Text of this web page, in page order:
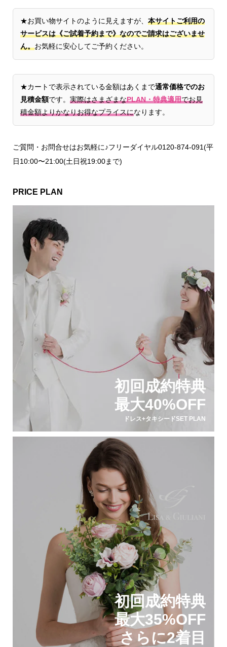
★お買い物サイトのように見えますが、 本サイトご利用の
サービスは《ご試着予約まで》なのでご請求はございませ
ん。お気軽に安心してご予約ください。
★カートで表示されている金額はあくまで通常価格でのお
見積金額です。 実際はさまざまなPLAN・特典適用でお見
積金額よりかなりお得なプライスになります。
ご質問・お問合せはお気軽に♪フリーダイヤル0120-874-091(平
日10:00〜21:00(土日祝19:00まで)
PRICE PLAN
初回成約特典
最大40%OFF
ドレス+タキシードSET PLAN
初回成約特典
最大35%OFF
さらに2着目